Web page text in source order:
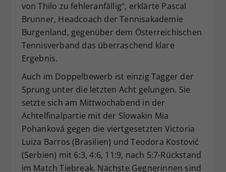
von Thilo zu fehleranfällig“, erklärte Pascal
Brunner, Headcoach der Tennisakademie
Burgenland, gegenüber dem Österreichischen
Tennisverband das überraschend klare
Ergebnis.
Auch im Doppelbewerb ist einzig Tagger der
Sprung unter die letzten Acht gelungen. Sie
setzte sich am Mittwochabend in der
Achtelfinalpartie mit der Slowakin Mia
Pohanková gegen die viertgesetzten Victoria
Luiza Barros (Brasilien) und Teodora Kostović
(Serbien) mit 6:3, 4:6, 11:9, nach 5:7-Rückstand
im Match Tiebreak. Nächste Gegnerinnen sind